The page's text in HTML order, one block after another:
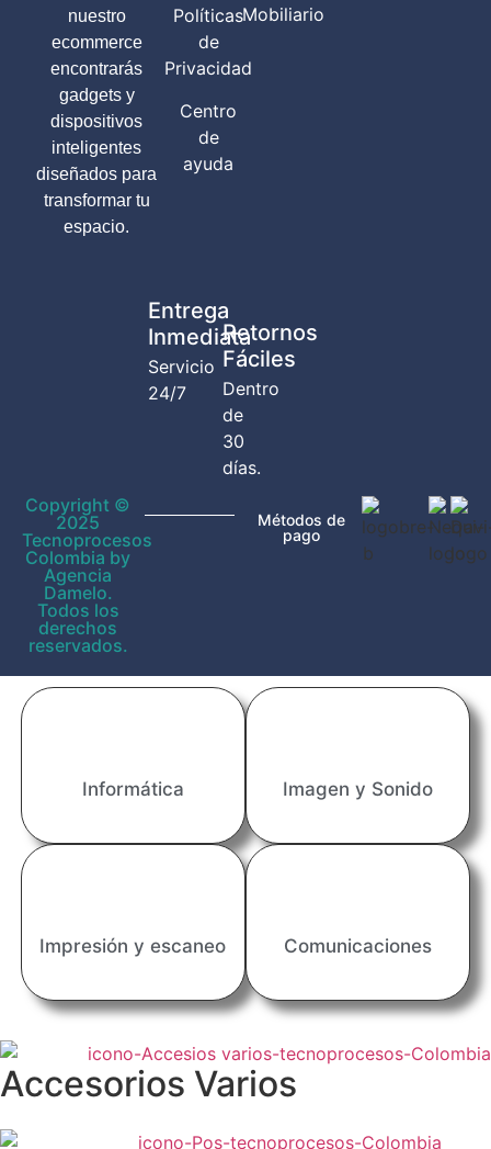
nuestro
ecommerce
encontrarás
gadgets y
dispositivos
inteligentes
diseñados para
transformar tu
espacio.
Entrega
Inmediata
Servicio
24/7
Retornos
Fáciles
Dentro
de
30
días.
Políticas
de
Privacidad
Centro
de
ayuda
Mobiliario
Copyright ©
2025
Tecnoprocesos
Colombia by
Agencia
Damelo.
Todos los
derechos
reservados.
Métodos de
pago
Informática Imagen y Sonido
Impresión y escaneo Comunicaciones
Accesorios Varios